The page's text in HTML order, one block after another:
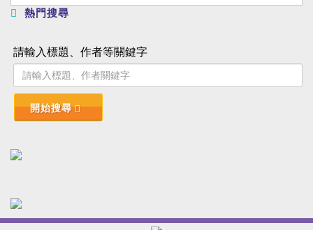
熱門搜尋
請輸入標題、作者等關鍵字
開始搜尋